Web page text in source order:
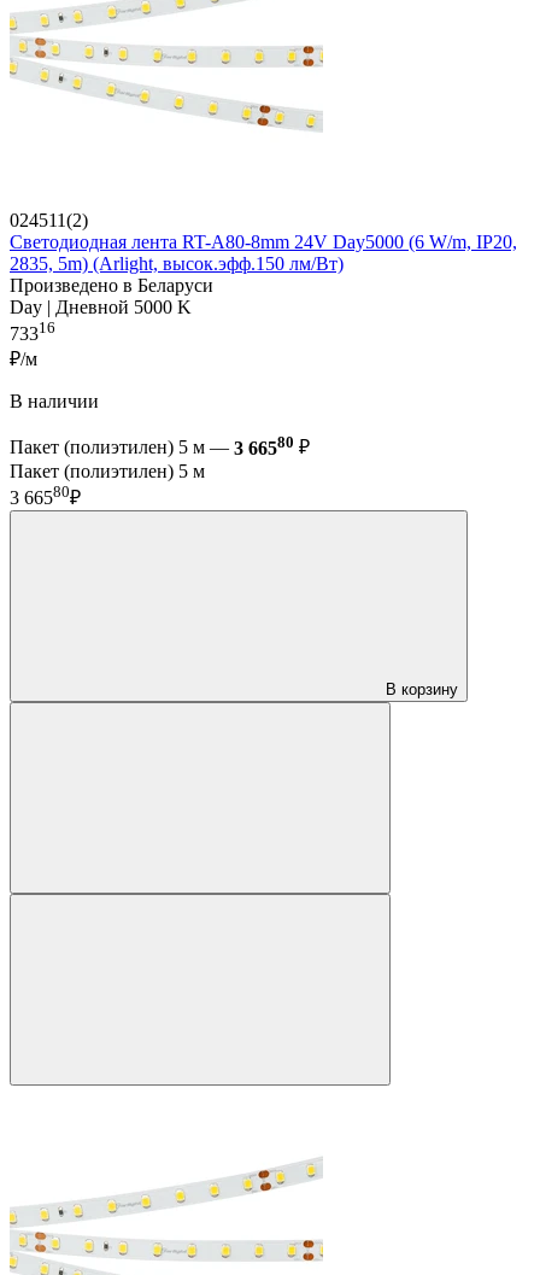
024511(2)
Светодиодная лента RT-A80-8mm 24V Day5000 (6 W/m, IP20,
2835, 5m) (Arlight, высок.эфф.150 лм/Вт)
Произведено в Беларуси
Day | Дневной 5000 K
73316
₽/м
В наличии
Пакет (полиэтилен) 5 м — 3 66580 ₽
Пакет (полиэтилен) 5 м
3 66580₽
В корзину